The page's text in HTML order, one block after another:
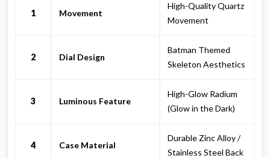
1 Movement
High-Quality Quartz
Movement
2 Dial Design
Batman Themed
Skeleton Aesthetics
3 Luminous Feature
High-Glow Radium
(Glow in the Dark)
4 Case Material
Durable Zinc Alloy /
Stainless Steel Back